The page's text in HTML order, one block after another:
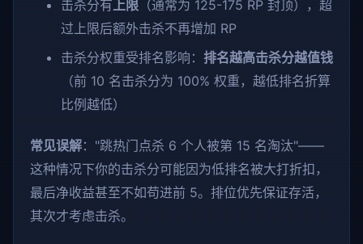
击杀分有上限（通常为 125-175 RP 封顶），超
过上限后额外击杀不再增加 RP
击杀分权重受排名影响： 排名越高击杀分越值钱
（前 10 名击杀分为 100% 权重，越低排名折算
比例越低）
常见误解："跳热门点杀 6 个人被第 15 名淘汰"——
这种情况下你的击杀分可能因为低排名被大打折扣，
最后净收益甚至不如苟进前 5。排位优先保证存活，
其次才考虑击杀。